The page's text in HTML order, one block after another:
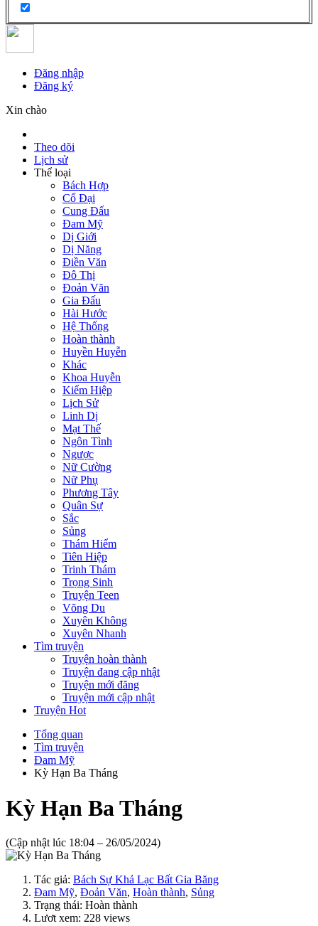
Đăng nhập
Đăng ký
Xin chào
Theo dõi
Lịch sử
Thể loại
Bách Hợp
Cổ Đại
Cung Đấu
Đam Mỹ
Dị Giới
Dị Năng
Điền Văn
Đô Thị
Đoản Văn
Gia Đấu
Hài Hước
Hệ Thống
Hoàn thành
Huyền Huyễn
Khác
Khoa Huyễn
Kiếm Hiệp
Lịch Sử
Linh Dị
Mạt Thế
Ngôn Tình
Ngược
Nữ Cường
Nữ Phụ
Phương Tây
Quân Sự
Sắc
Sủng
Thám Hiểm
Tiên Hiệp
Trinh Thám
Trọng Sinh
Truyện Teen
Võng Du
Xuyên Không
Xuyên Nhanh
Tìm truyện
Truyện hoàn thành
Truyện đang cập nhật
Truyện mới đăng
Truyện mới cập nhật
Truyện Hot
Tổng quan
Tìm truyện
Đam Mỹ
Kỳ Hạn Ba Tháng
Kỳ Hạn Ba Tháng
(Cập nhật lúc 18:04 – 26/05/2024)
Tác giả: Bách Sự Khả Lạc Bất Gia Băng
Đam Mỹ, Đoản Văn, Hoàn thành, Sủng
Trạng thái: Hoàn thành
Lươt xem: 228 views